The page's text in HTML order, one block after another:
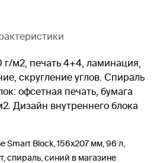
м2, печать 4+4, ламинация,
скругление углов. Спираль
офсетная печать, бумага
Дизайн внутреннего блока
Smart Block, 156х207 мм, 96 л,
спираль, синий в магазине